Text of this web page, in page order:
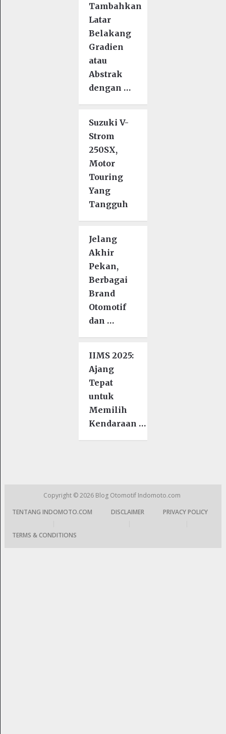
Tambahkan
Latar
Belakang
Gradien
atau
Abstrak
dengan …
Suzuki V-
Strom
250SX,
Motor
Touring
Yang
Tangguh
Jelang
Akhir
Pekan,
Berbagai
Brand
Otomotif
dan …
IIMS 2025:
Ajang
Tepat
untuk
Memilih
Kendaraan …
Copyright © 2026 Blog Otomotif Indomoto.com
TENTANG INDOMOTO.COM
DISCLAIMER
PRIVACY POLICY
TERMS & CONDITIONS